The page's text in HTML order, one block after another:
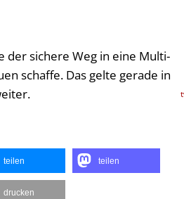
der sichere Weg in eine Multi-
schaffe. Das gelte gerade in
teilen teilen
drucken